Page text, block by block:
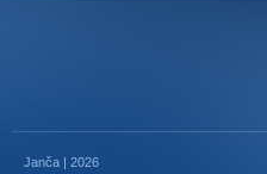
Janča | 2026